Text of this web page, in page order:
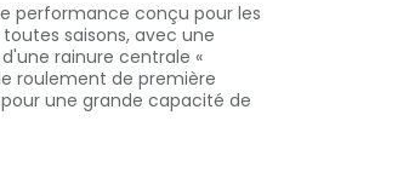
performance conçu pour les
saisons, avec une
rainure centrale «
roulement de première
une grande capacité de